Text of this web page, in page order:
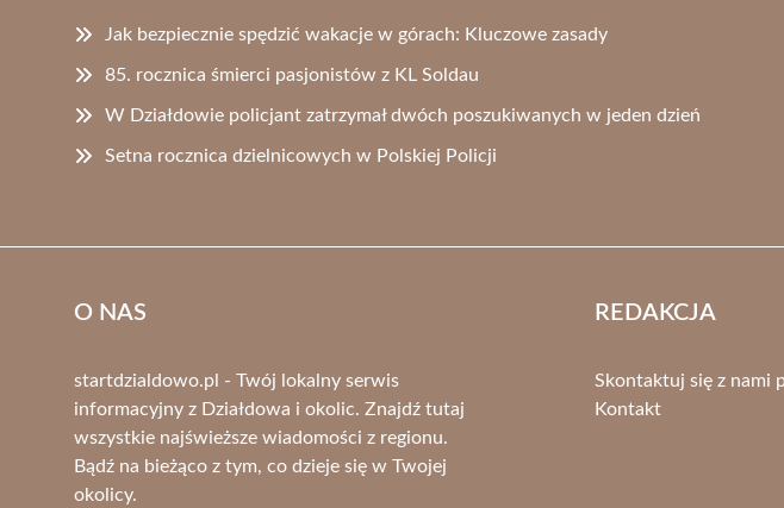
Jak bezpiecznie spędzić wakacje w górach: Kluczowe zasady
85. rocznica śmierci pasjonistów z KL Soldau
W Działdowie policjant zatrzymał dwóch poszukiwanych w jeden dzień
Setna rocznica dzielnicowych w Polskiej Policji
O NAS
startdzialdowo.pl - Twój lokalny serwis
informacyjny z Działdowa i okolic. Znajdź tutaj
wszystkie najświeższe wiadomości z regionu.
Bądź na bieżąco z tym, co dzieje się w Twojej
okolicy.
REDAKCJA
Skontaktuj się z nami
Kontakt